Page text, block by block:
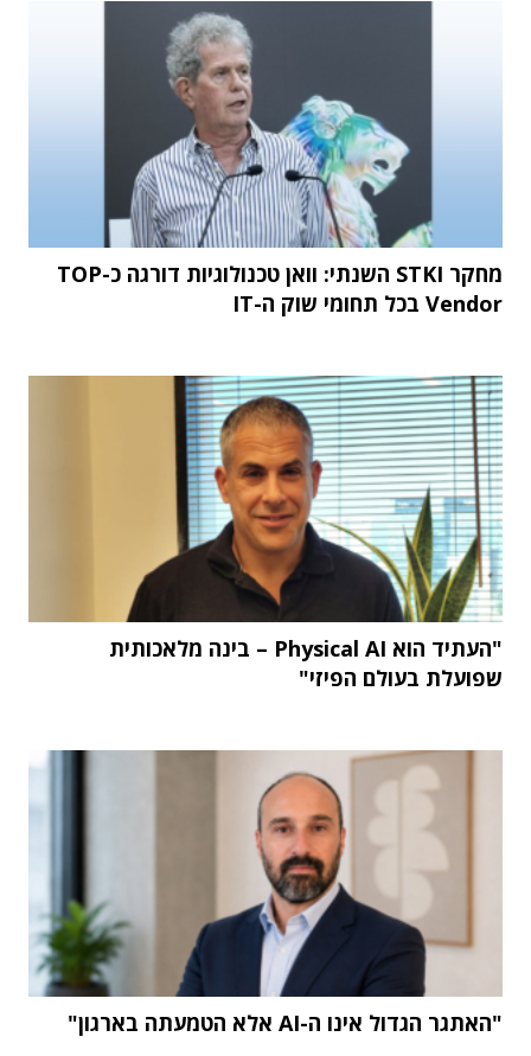
מחקר STKI השנתי: וואן טכנולוגיות דורגה כ-TOP
Vendor בכל תחומי שוק ה-IT
"העתיד הוא Physical AI – בינה מלאכותית
שפועלת בעולם הפיזי"
"האתגר הגדול אינו ה-AI אלא הטמעתה בארגון"